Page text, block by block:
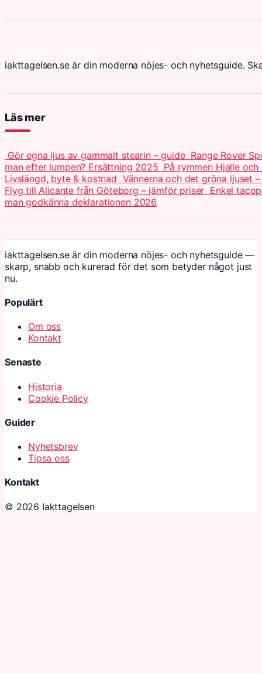
iakttagelsen.se är din moderna nöjes- och nyhetsguide.
Läs mer
Gör egna ljus av gammalt stearin – guide Range Rover
man efter lumpen? Ersättning 2025 På rymmen Hjalle
Livslängd, byte & kostnad Vännerna och det gröna ljuset
Flyg till Alicante från Göteborg – jämför priser Enkel
man godkänna deklarationen 2026
iakttagelsen.se är din moderna nöjes- och nyhetsguide —
skarp, snabb och kurerad för det som betyder något just
nu.
Populärt
Om oss
Kontakt
Senaste
Historia
Cookie Policy
Guider
Nyhetsbrev
Tipsa oss
Kontakt
© 2026 Iakttagelsen